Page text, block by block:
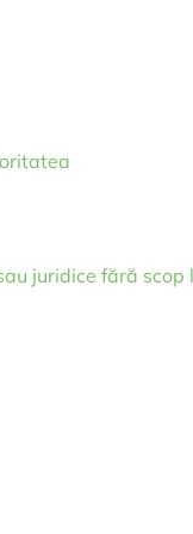
juridice fără scop